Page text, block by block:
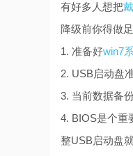
有好多人想把
降级前你得做
1. 准备好win7
2. USB启动盘
3. 当前数据备
4. BIOS是个重
整USB启动盘